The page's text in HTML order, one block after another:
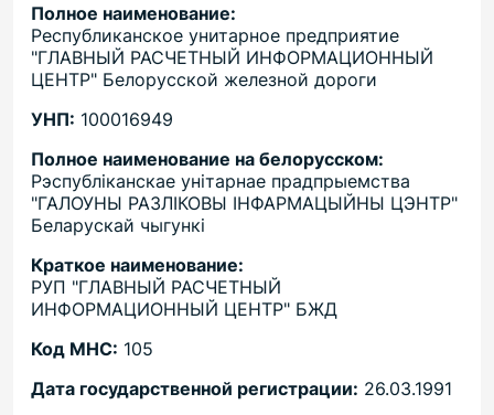
Полное наименование:
Республиканское унитарное предприятие
"ГЛАВНЫЙ РАСЧЕТНЫЙ ИНФОРМАЦИОННЫЙ
ЦЕНТР" Белорусской железной дороги
УНП: 100016949
Полное наименование на белорусском:
Рэспублiканскае унiтарнае прадпрыемства
"ГАЛОУНЫ РАЗЛIКОВЫ IНФАРМАЦЫЙНЫ ЦЭНТР"
Беларускай чыгункi
Краткое наименование:
РУП "ГЛАВНЫЙ РАСЧЕТНЫЙ
ИНФОРМАЦИОННЫЙ ЦЕНТР" БЖД
Код МНС: 105
Дата государственной регистрации: 26.03.1991